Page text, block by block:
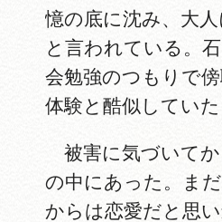
憶の底に沈み、大
と言われている。
会勉強のつもりで
体験と酷似してい
被害に気づいてか
の中にあった。ま
からは恋愛だと思